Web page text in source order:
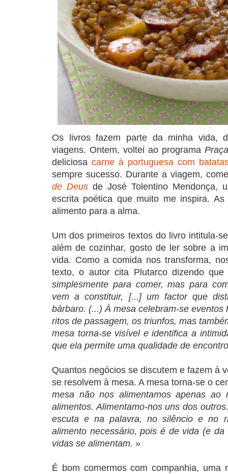
Os livros fazem parte da minha vida,
viagens. Ontem, voltei ao programa
deliciosa carne à portuguesa com
sempre sucesso. Durante a viagem,
de Deus de José Tolentino Mendonça,
escrita poética que muito me inspira.
alimento para a alma.
Um dos primeiros textos do livro intitula-
além de cozinhar, gosto de ler sobre a
vida. Como a comida nos transforma,
texto, o autor cita Plutarco dizendo
simplesmente para comer, mas para
vem a constituir, [...] um factor que
bárbaro. (...) À mesa celebram-se
ritos de passagem, os triunfos, mas
mesa torna-se visível e identifica a
que ela permite uma qualidade de
Quantos negócios se discutem e fazem à
se resolvem à mesa. A mesa torna-se o
mesa não nos alimentamos apenas ao
alimentos. Alimentamo-nos uns dos
escuta e na palavra, no silêncio e no
alimento necessário, pois é de vida (e
vidas se alimentam. »
É bom comermos com companhia, uma